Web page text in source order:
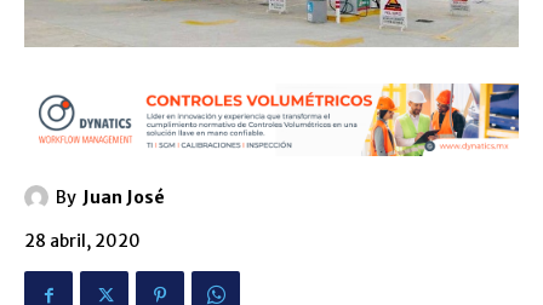
By Juan José
28 abril, 2020